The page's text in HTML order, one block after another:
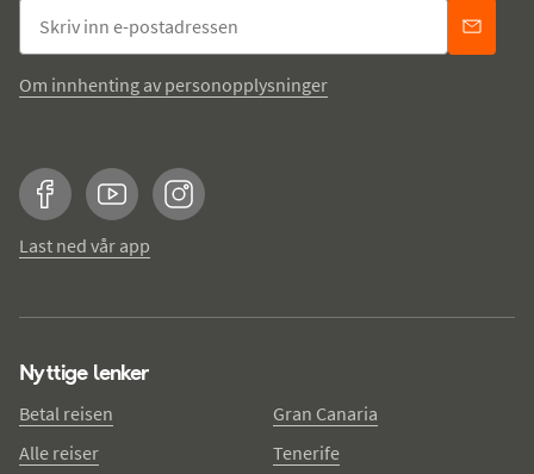
Om innhenting av personopplysninger
FacebookYouTubeInstagram
Last ned vår app
Nyttige lenker
Betal reisen
Alle reiser
Gran Canaria
Tenerife